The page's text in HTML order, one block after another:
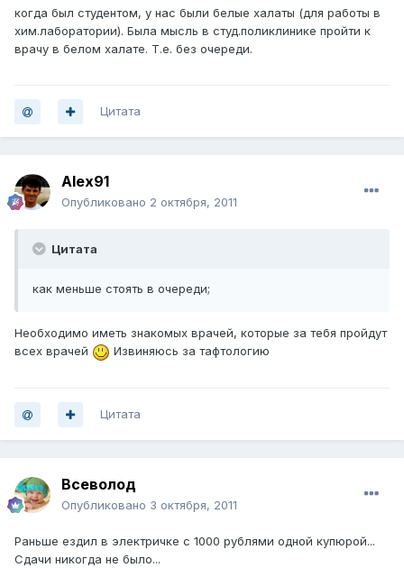
когда был студентом, у нас были белые халаты (для работы в
хим.лаборатории). Была мысль в студ.поликлинике пройти к
врачу в белом халате. Т.е. без очереди.
Цитата
Alex91
Опубликовано 2 октября, 2011
Цитата
как меньше стоять в очереди;
Необходимо иметь знакомых врачей, которые за тебя пройдут
всех врачей
Извиняюсь за тафтологию
Цитата
Всеволод
Опубликовано 3 октября, 2011
Раньше ездил в электричке с 1000 рублями одной купюрой...
Сдачи никогда не было...